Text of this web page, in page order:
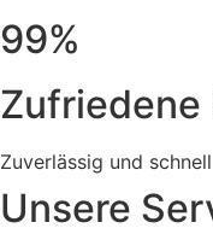
99%
Zufriedene
Zuverlässig und schnell
Unsere